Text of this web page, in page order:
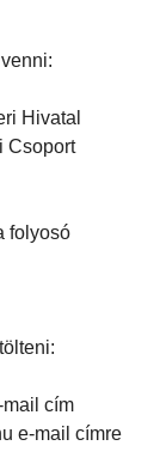
Hivatal
Csoport
folyosó
cím
e-mail címre